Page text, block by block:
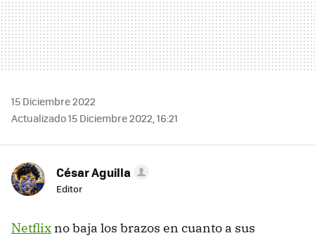
15 Diciembre 2022
Actualizado 15 Diciembre 2022, 16:21
César Aguilla
Editor
Netflix no baja los brazos en cuanto a sus